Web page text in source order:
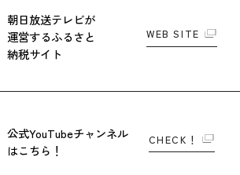
朝日放送テレビが
運営するふるさと
納税サイト
WEB SITE
公式YouTubeチャンネル
はこちら！
CHECK！